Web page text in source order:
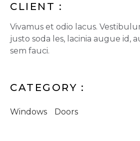
CLIENT :
Vivamus et odio lacus.
justo soda les, lacinia augue id,
sem fauci.
CATEGORY :
Windows Doors